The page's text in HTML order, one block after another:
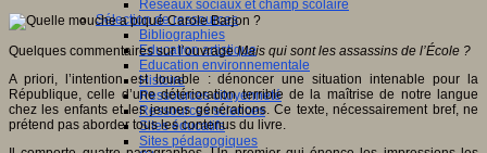
Réseaux sociaux et champ scolaire
Sélection de ressources
Bibliographies
Education artistique
Education environnementale
Histoire
Ressources citoyenneté
Ressources sciences
Sites éducatifs
Sites pédagogiques
Quelques commentaires sur l’ouvrageMais qui sont les assassins de l’École ?
A priori, l’intention est louable : dénoncer une situation intenable pour la
République, celle d’une détérioration terrible de la maîtrise de notre langue
chez les enfants et les jeunes générations. Ce texte, nécessairement bref, ne
prétend pas aborder tous les contenus du livre.